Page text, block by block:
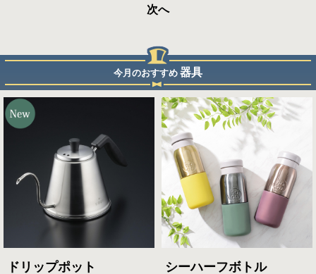
次へ
今月のおすすめ 器具
ドリップポット
シーハーフボトル